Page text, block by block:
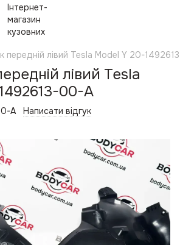
передній лівий Tesla Model Y 20-
лівий Tesla
00-A
A Написати відгук